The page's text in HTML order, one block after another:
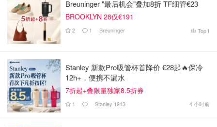
Breuninger "最后机会"叠加8折 TF细管€23
BROOKLYN 28仅€191
2 1 Breuninger Top1
Stanley 新款Pro吸管杯首降价 €28起🔥保冷
12h+，便携不漏水
7折起+叠限量独家8.5折券
1 Stanley 1913 4 小时前